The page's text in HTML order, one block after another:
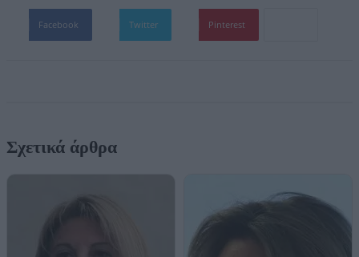
Facebook Twitter Pinterest
Σχετικά άρθρα